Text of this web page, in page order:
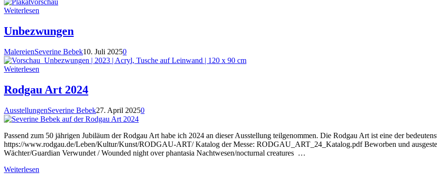
Weiterlesen
Unbezwungen
MalereienSeverine Bebek10. Juli 20250
Weiterlesen
Rodgau Art 2024
AusstellungenSeverine Bebek27. April 20250
Passend zum 50 jährigen Jubiläum der Rodgau Art habe ich 2024 an dieser Ausstellung teilgenommen. Die Rodgau Art ist eine der
https://www.rodgau.de/Leben/Kultur/Kunst/RODGAU-ART/ Katalog der Messe: RODGAU_ART_24_Katalog.pdf Beworben und
Wächter/Guardian Verwundet / Wounded night over phantasia Nachtwesen/nocturnal creatures …
Weiterlesen